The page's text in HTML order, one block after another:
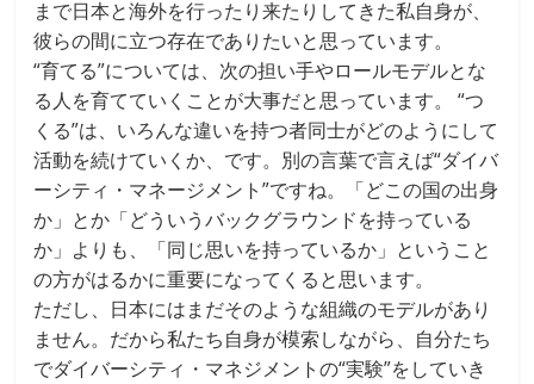
まで日本と海外を行ったり来たりしてきた私自身が、
彼らの間に立つ存在でありたいと思っています。
“育てる”については、次の担い手やロールモデルとな
る人を育てていくことが大事だと思っています。 “つ
くる”は、いろんな違いを持つ者同士がどのようにして
活動を続けていくか、です。別の言葉で言えば“ダイバ
ーシティ・マネージメント”ですね。「どこの国の出身
か」とか「どういうバックグラウンドを持っている
か」よりも、「同じ思いを持っているか」ということ
の方がはるかに重要になってくると思います。
ただし、日本にはまだそのような組織のモデルがあり
ません。だから私たち自身が模索しながら、自分たち
でダイバーシティ・マネジメントの“実験”をしていき